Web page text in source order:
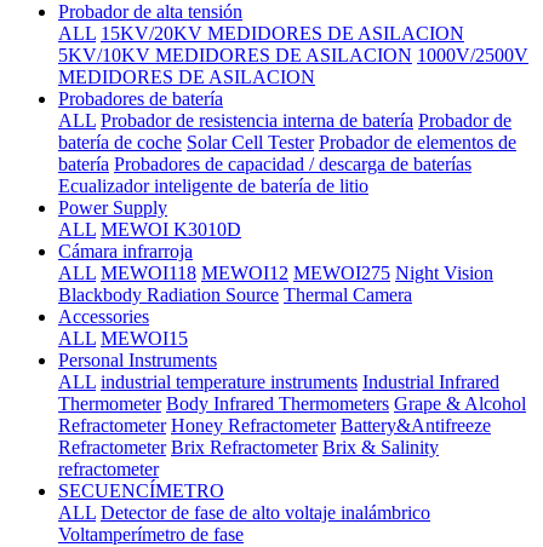
Probador de alta tensión
ALL 15KV/20KV MEDIDORES DE ASILACION
5KV/10KV MEDIDORES DE ASILACION 1000V/2500V
MEDIDORES DE ASILACION
Probadores de batería
ALL Probador de resistencia interna de batería Probador de
batería de coche Solar Cell Tester Probador de elementos de
batería Probadores de capacidad / descarga de baterías
Ecualizador inteligente de batería de litio
Power Supply
ALL MEWOI K3010D
Cámara infrarroja
ALL MEWOI118 MEWOI12 MEWOI275 Night Vision
Blackbody Radiation Source Thermal Camera
Accessories
ALL MEWOI15
Personal Instruments
ALL industrial temperature instruments Industrial Infrared
Thermometer Body Infrared Thermometers Grape & Alcohol
Refractometer Honey Refractometer Battery&Antifreeze
Refractometer Brix Refractometer Brix & Salinity
refractometer
SECUENCÍMETRO
ALL Detector de fase de alto voltaje inalámbrico
Voltamperímetro de fase